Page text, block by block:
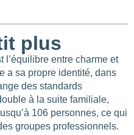
plus
l’équilibre entre charme et
a sa propre identité, dans
des standards
à la suite familiale,
106 personnes, ce qui
groupes professionnels.